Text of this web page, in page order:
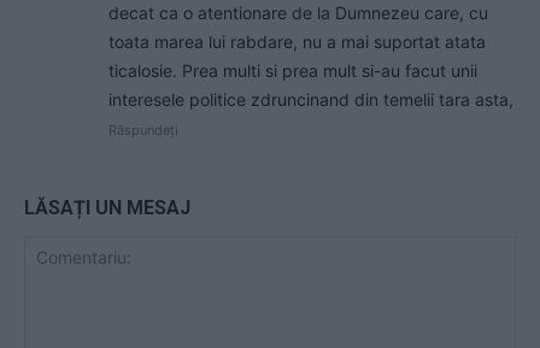
decat ca o atentionare de la Dumnezeu care, cu
toata marea lui rabdare, nu a mai suportat atata
ticalosie. Prea multi si prea mult si-au facut unii
interesele politice zdruncinand din temelii tara asta,
Răspundeți
LĂSAȚI UN MESAJ